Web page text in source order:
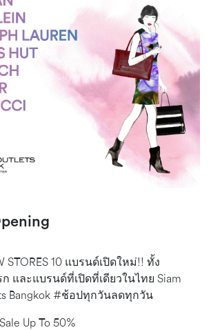
STORES 10 แบรนด์เปิดใหม่!! ทั้ง
และแบรนด์ที่เปิดที่เดียวในไทย Siam
Bangkok​ #ช้อปทุกวันลดทุกวัน
Up To 50%